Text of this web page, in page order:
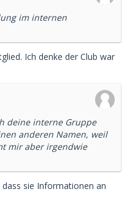
im internen
Ich denke der Club war
deine interne Gruppe
anderen Namen, weil
mir aber irgendwie
sie Informationen an